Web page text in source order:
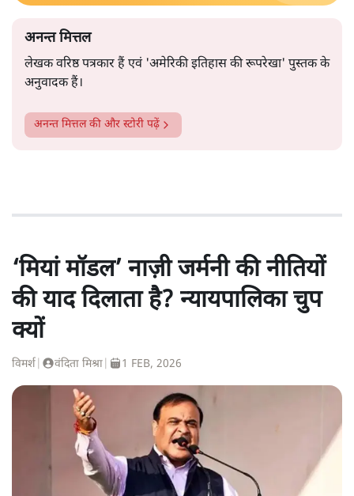
अनन्त मित्तल
लेखक वरिष्ठ पत्रकार हैं एवं 'अमेरिकी इतिहास की रूपरेखा' पुस्तक के
अनुवादक हैं।
अनन्त मित्तलकी और स्टोरी पढ़ें
‘मियां मॉडल’ नाज़ी जर्मनी की नीतियों
की याद दिलाता है? न्यायपालिका चुप
क्यों
विमर्श वंदिता मिश्रा 1 FEB, 2026